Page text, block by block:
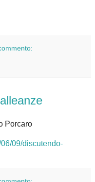
Porcaro
09/discutendo-